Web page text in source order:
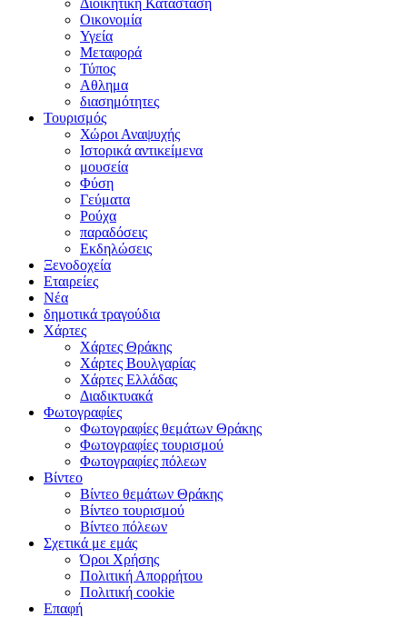
Οικονομία
Υγεία
Μεταφορά
Τύπος
Αθλημα
διασημότητες
Τουρισμός
Χώροι Αναψυχής
Ιστορικά αντικείμενα
μουσεία
Φύση
Γεύματα
Ρούχα
παραδόσεις
Εκδηλώσεις
Ξενοδοχεία
Εταιρείες
Νέα
δημοτικά τραγούδια
Χάρτες
Χάρτες Θράκης
Χάρτες Βουλγαρίας
Χάρτες Ελλάδας
Διαδικτυακά
Φωτογραφίες
Φωτογραφίες θεμάτων Θράκης
Φωτογραφίες τουρισμού
Φωτογραφίες πόλεων
Βίντεο
Βίντεο θεμάτων Θράκης
Βίντεο τουρισμού
Βίντεο πόλεων
Σχετικά με εμάς
Όροι Χρήσης
Πολιτική Απορρήτου
Πολιτική cookie
Επαφή